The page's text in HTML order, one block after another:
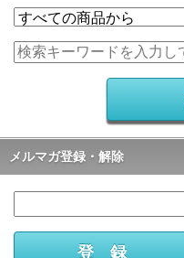
メルマガ登録・解除